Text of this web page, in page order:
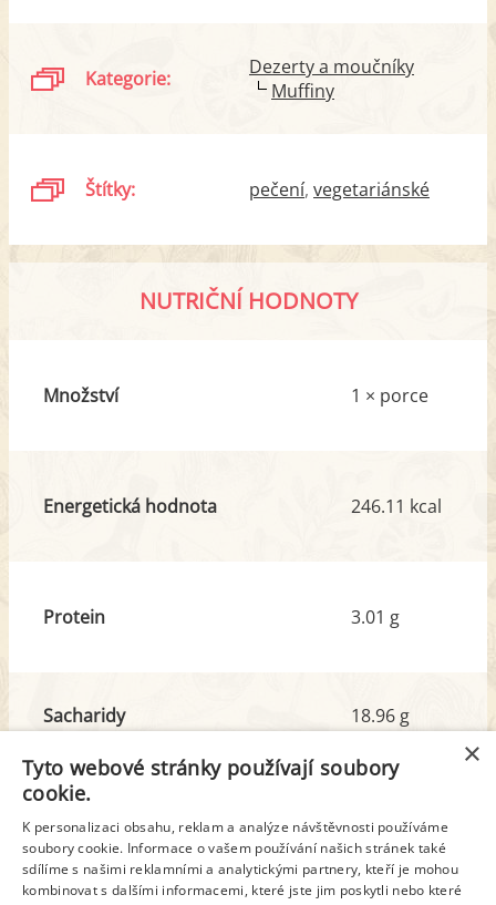
Kategorie:
Dezerty a moučníky
Muffiny
Štítky: pečení vegetariánské
NUTRIČNÍ HODNOTY
Množství 1 × porce
Energetická hodnota 246.11 kcal
Protein 3.01 g
Sacharidy
18.96 g
Tuk
z toho nas. mastné kyseliny
17.79 g
11.70 g
×
Tyto webové stránky používají soubory
cookie.
K personalizaci obsahu, reklam a analýze návštěvnosti používáme
soubory cookie. Informace o vašem používání našich stránek také
sdílíme s našimi reklamními a analytickými partnery, kteří je mohou
kombinovat s dalšími informacemi, které jste jim poskytli nebo které